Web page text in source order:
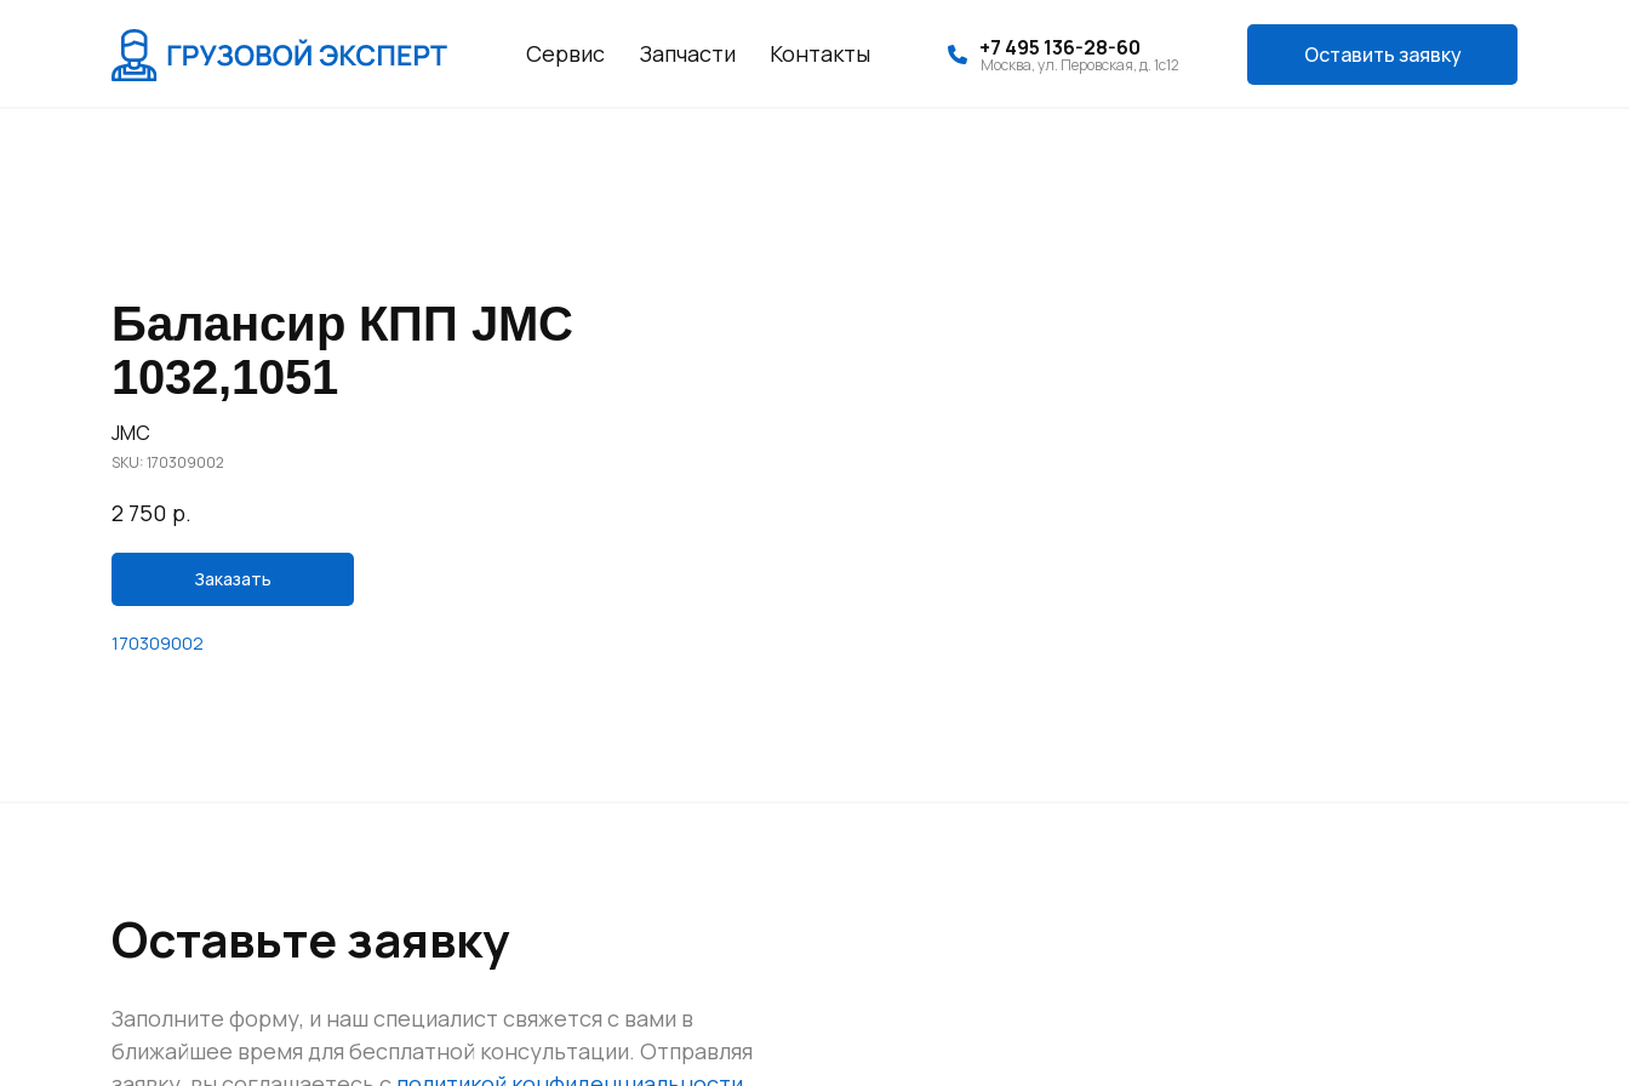
Сервис Запчасти Контакты Оставить заявку
+7 495 136-28-60
Москва, ул. Перовская, д. 1с12
Балансир КПП JMC
1032,1051
JMC
SKU:170309002
2 750 р.
Заказать
170309002
Оставьте заявку
Заполните форму, и наш специалист свяжется с вами в
ближайшее время для бесплатной консультации. Отправляя